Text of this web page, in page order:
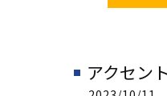
アクセン